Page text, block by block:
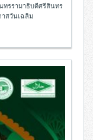
ทรรามาธิบดีศรีสินทร
าสวันเฉลิม